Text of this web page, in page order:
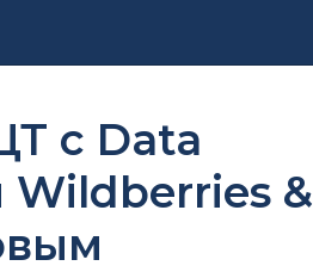
с Data
Wildberries &